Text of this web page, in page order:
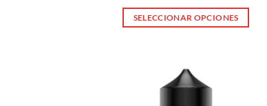
precios:
desde
SELECCIONAR OPCIONES
tiene
múltiples